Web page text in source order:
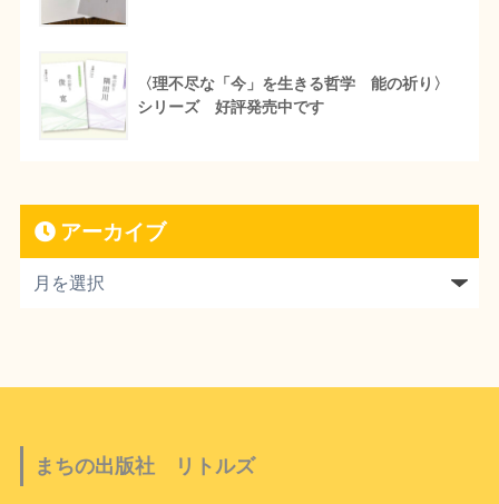
〈理不尽な「今」を生きる哲学 能の祈り〉
シリーズ 好評発売中です
アーカイブ
まちの出版社 リトルズ